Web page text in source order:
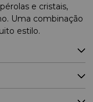
e cristais,
Uma combinação
estilo.